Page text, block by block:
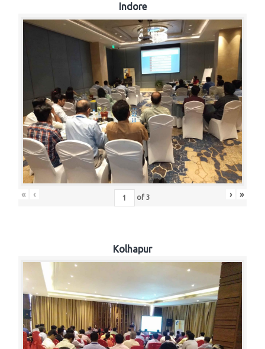
Indore
« ‹ of3 › »
Kolhapur